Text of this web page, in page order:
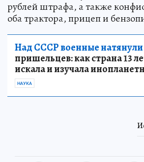
рублей штрафа, а также
оба трактора, прицеп и
Над СССР военные натянули
пришельцев: как страна 13
искала и изучала
НАУКА